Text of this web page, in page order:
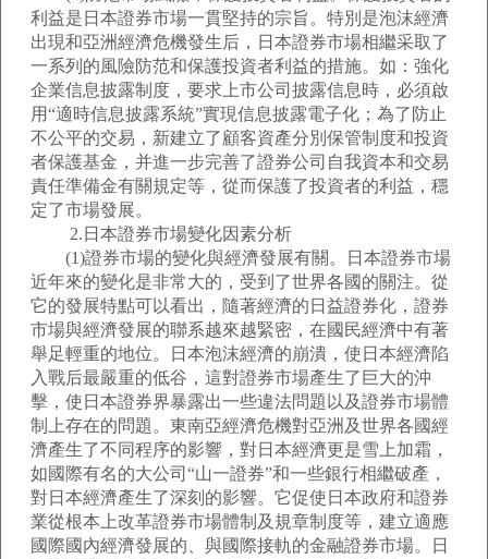
利益是日本證券市場一貫堅持的宗旨。特別是泡沫經濟
出現和亞洲經濟危機發生后，日本證券市場相繼采取了
一系列的風險防范和保護投資者利益的措施。如：強化
企業信息披露制度，要求上市公司披露信息時，必須啟
用“適時信息披露系統”實現信息披露電子化；為了防止
不公平的交易，新建立了顧客資產分別保管制度和投資
者保護基金，并進一步完善了證券公司自我資本和交易
責任準備金有關規定等，從而保護了投資者的利益，穩
定了市場發展。
2.日本證券市場變化因素分析
(1)證券市場的變化與經濟發展有關。日本證券市場
近年來的變化是非常大的，受到了世界各國的關注。從
它的發展特點可以看出，隨著經濟的日益證券化，證券
市場與經濟發展的聯系越來越緊密，在國民經濟中有著
舉足輕重的地位。日本泡沫經濟的崩潰，使日本經濟陷
入戰后最嚴重的低谷，這對證券市場產生了巨大的沖
擊，使日本證券界暴露出一些違法問題以及證券市場體
制上存在的問題。東南亞經濟危機對亞洲及世界各國經
濟產生了不同程序的影響，對日本經濟更是雪上加霜，
如國際有名的大公司“山一證券”和一些銀行相繼破產，
對日本經濟產生了深刻的影響。它促使日本政府和證券
業從根本上改革證券市場體制及規章制度等，建立適應
國際國內經濟發展的、與國際接軌的金融證券市場。日